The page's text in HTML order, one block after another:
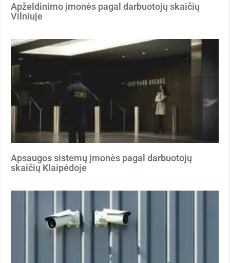
Apželdinimo įmonės pagal darbuotojų skaičių
Vilniuje
Apsaugos sistemų įmonės pagal darbuotojų
skaičių Klaipėdoje